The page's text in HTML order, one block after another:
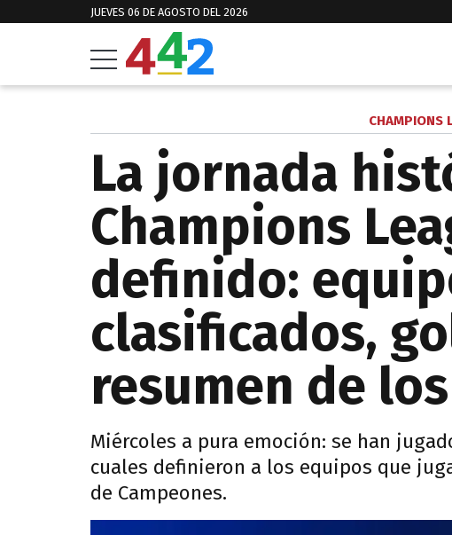
JUEVES 06 DE AGOSTO DEL 2026
CHAMPIONS
La jornada
Champions
definido:
clasificados,
resumen de
Miércoles a pura emoción: se han
cuales definieron a los equipos que
de Campeones.